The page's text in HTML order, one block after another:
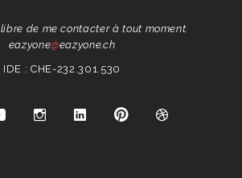
de me contacter à tout moment.
eazyone@eazyone.ch
IDE : CHE-232.301.530